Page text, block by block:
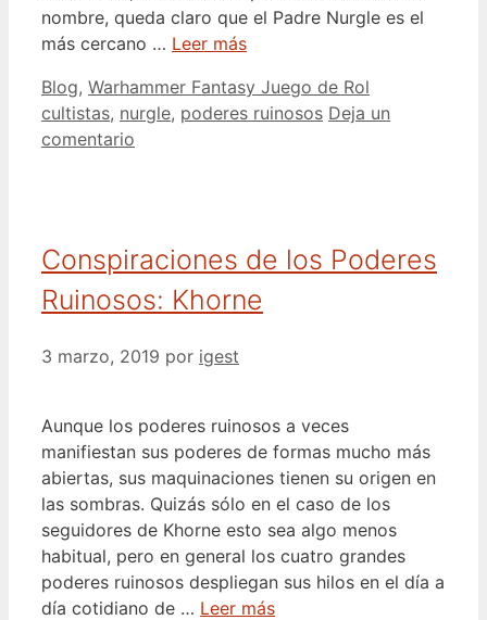
nombre, queda claro que el Padre Nurgle es el
más cercano … Leer más
Categorías
Blog, Warhammer Fantasy Juego de Rol
cultistas, nurgle, poderes ruinosos Deja un
comentario
Conspiraciones de los Poderes
Ruinosos: Khorne
3 marzo, 2019 por igest
Aunque los poderes ruinosos a veces
manifiestan sus poderes de formas mucho más
abiertas, sus maquinaciones tienen su origen en
las sombras. Quizás sólo en el caso de los
seguidores de Khorne esto sea algo menos
habitual, pero en general los cuatro grandes
poderes ruinosos despliegan sus hilos en el día a
día cotidiano de … Leer más